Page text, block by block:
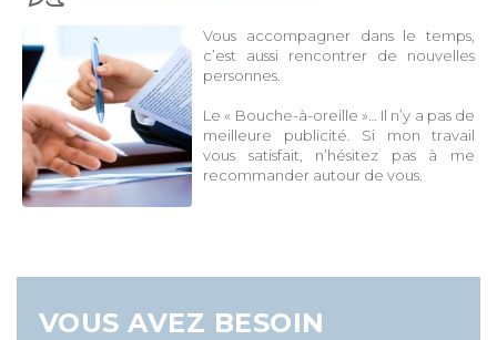
Vous accompagner dans le temps,
c’est aussi rencontrer de nouvelles
personnes.
Le « Bouche-à-oreille »… Il n’y a pas de
meilleure publicité. Si mon travail
vous satisfait, n’hésitez pas à me
recommander autour de vous.
VOUS AVEZ BESOIN